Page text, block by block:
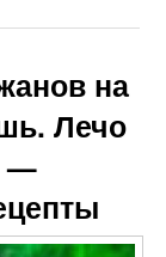
на
Лечо
—